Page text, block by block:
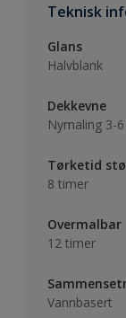
Teknisk
Glans
Halvblank
Dekkevne
Nymaling 3-
Tørketid
8 timer
Overmalbar
12 timer
Vannbasert